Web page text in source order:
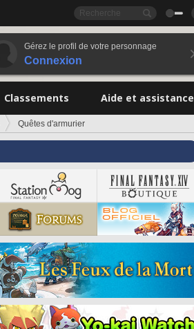
Gérez le profil de votre personnage
Connexion
Classements Aide et assistance
Quêtes d'armurier